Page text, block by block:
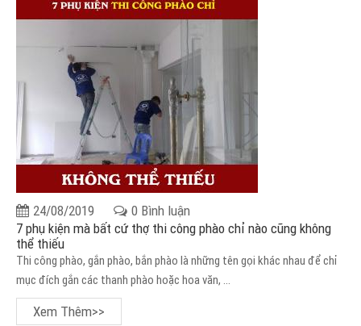
24/08/2019
0 Bình luận
7 phụ kiện mà bất cứ thợ thi công phào chỉ nào cũng không
thể thiếu
Thi công phào, gắn phào, bắn phào là những tên gọi khác nhau để chỉ
mục đích gắn các thanh phào hoặc hoa văn, ...
Xem Thêm>>